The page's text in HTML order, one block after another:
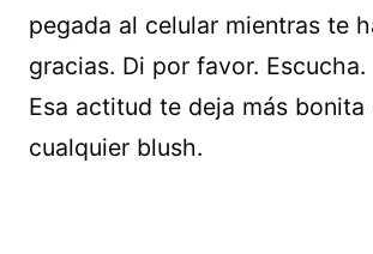
pegada al celular mientras te
gracias. Di por favor. Escucha.
Esa actitud te deja más bonita
cualquier blush.